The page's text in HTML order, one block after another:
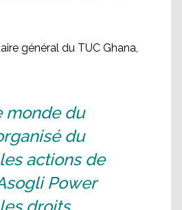
général du TUC Ghana,
monde du
du
actions de
Power